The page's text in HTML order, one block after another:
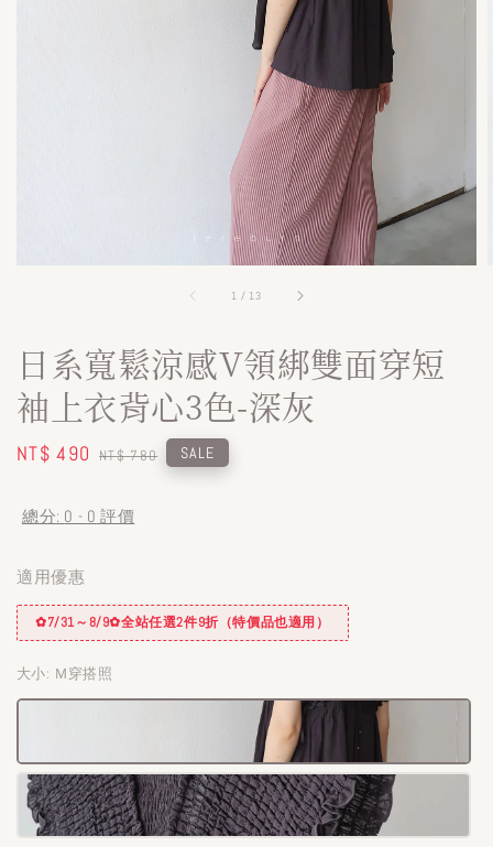
1 / 13
日系寬鬆涼感V領綁雙面穿短
袖上衣背心3色-深灰
Sale
NT$ 490 Regular
NT$ 780 SALE
總分: 0 - 0 評價
適用優惠
✿7/31～8/9✿全站任選2件9折（特價品也適用）
大小: Ｍ穿搭照